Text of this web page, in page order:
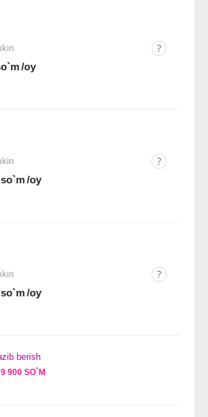
/oy
so`m/oy
so`m/oy
berish
9 900 SO`M